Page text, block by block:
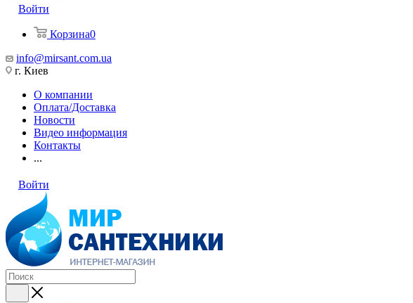
Войти
Корзина0
info@mirsant.com.ua
г. Киев
О компании
Оплата/Доставка
Новости
Видео информация
Контакты
...
Войти